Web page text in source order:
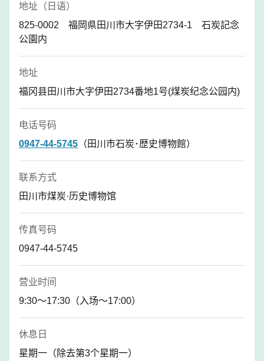
地址（日语）
825-0002 福岡県田川市大字伊田2734-1 石炭記念
公園内
地址
福冈县田川市大字伊田2734番地1号(煤炭纪念公园内)
电话号码
0947-44-5745 （田川市石炭･歴史博物館）
联系方式
田川市煤炭·历史博物馆
传真号码
0947-44-5745
营业时间
9:30〜17:30（入场〜17:00）
休息日
星期一（除去第3个星期一）